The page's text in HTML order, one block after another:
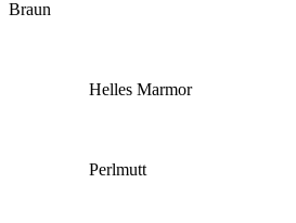
Braun
Helles Marmor
Perlmutt